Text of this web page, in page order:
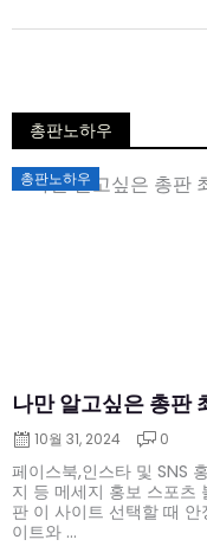
총판노하우
총판노하우
나만 알고싶은 총판
Posted
on
10월 31, 2024 0
페이스북,인스타 및 SNS
지 등 메세지 홍보 스포츠
판 이 사이트 선택할 때
이트와 ...